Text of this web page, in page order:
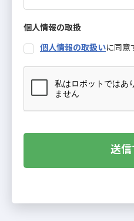
個人情報の取扱
個人情報の取扱いに同意
送信